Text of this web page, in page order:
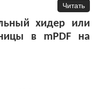
Читать
хидер или
в mPDF на